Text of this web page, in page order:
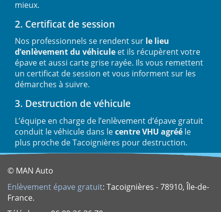
mieux.
2. Certificat de session
Nos professionnels se rendent sur le lieu
d’enlèvement du véhicule et ils récupèrent votre
épave et aussi carte grise rayée. Ils vous remettent
un certificat de session et vous informent sur les
démarches à suivre.
3. Destruction de véhicule
L’équipe en charge de l’enlèvement d’épave gratuit
conduit le véhicule dans lecentre VHU agréé le
plus proche de Tacoignières pour destruction.
© MAN Auto
Enlèvement épave gratuit: Tacoignières - 78910, Île-de-
France.